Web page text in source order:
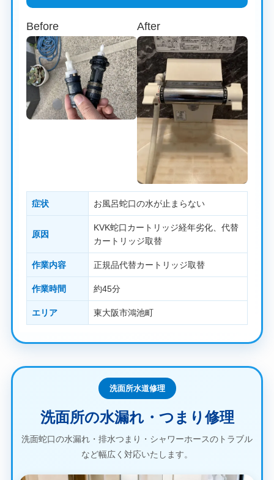
Before After
症状 お風呂蛇口の水が止まらない
原因
KVK蛇口カートリッジ経年劣化、代替
カートリッジ取替
作業内容 正規品代替カートリッジ取替
作業時間 約45分
エリア 東大阪市鴻池町
洗面所水道修理
洗面所の水漏れ・つまり修理
洗面蛇口の水漏れ・排水つまり・シャワーホースのトラブル
など幅広く対応いたします。